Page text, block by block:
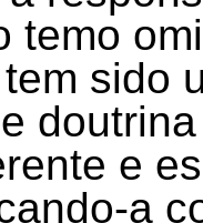
temo
sido
e
a